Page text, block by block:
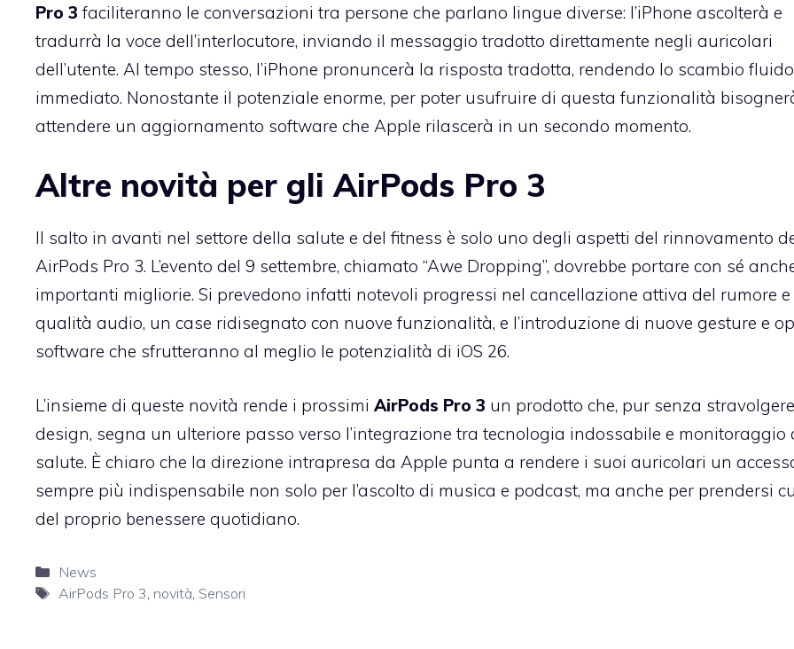
Pro 3 faciliteranno le conversazioni tra persone che parlano lingue diverse: l’iPhone ascolterà e
tradurrà la voce dell’interlocutore, inviando il messaggio tradotto direttamente negli auricolari
dell’utente. Al tempo stesso, l’iPhone pronuncerà la risposta tradotta, rendendo lo scambio
immediato. Nonostante il potenziale enorme, per poter usufruire di questa funzionalità
attendere un aggiornamento software che Apple rilascerà in un secondo momento.
Altre novità per gli AirPods Pro 3
Il salto in avanti nel settore della salute e del fitness è solo uno degli aspetti del rinnovamento
AirPods Pro 3. L’evento del 9 settembre, chiamato “Awe Dropping”, dovrebbe portare con sé
importanti migliorie. Si prevedono infatti notevoli progressi nel cancellazione attiva del rumore e
qualità audio, un case ridisegnato con nuove funzionalità, e l’introduzione di nuove gesture e
software che sfrutteranno al meglio le potenzialità di iOS 26.
L’insieme di queste novità rende i prossimi AirPods Pro 3 un prodotto che, pur senza
design, segna un ulteriore passo verso l’integrazione tra tecnologia indossabile e monitoraggio
salute. È chiaro che la direzione intrapresa da Apple punta a rendere i suoi auricolari un
sempre più indispensabile non solo per l’ascolto di musica e podcast, ma anche per prendersi
del proprio benessere quotidiano.
Categorie
News
Tag
AirPods Pro 3 novità Sensori